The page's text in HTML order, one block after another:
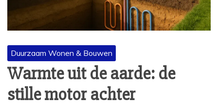
Duurzaam Wonen & Bouwen
Warmte uit de aarde: de
stille motor achter